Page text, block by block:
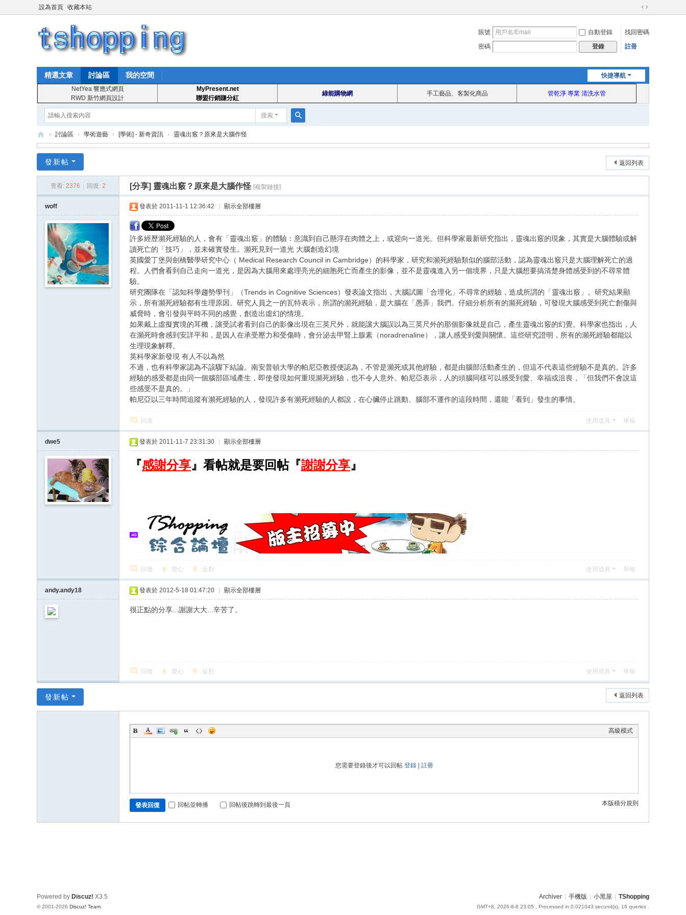
設為首頁 收藏本站
切
到
賬號 自動登錄
找回密碼
密碼
登錄 註冊
快捷導航
精選文章 討論區 我的空間
NetYea 響應式網頁
RWD 新竹網頁設計
MyPresent.net
聯盟行銷賺分紅
綠能購物網 手工藝品、客製化商品 管乾淨 專業 清洗水管
搜索
索
T
ho
pp
» 討論區 › 學術遊藝 › [學術] - 新奇資訊 › 靈魂出竅？原來是大腦作怪
返回列表
發新帖
查看: 2376 回復: 2 [分享] 靈魂出竅？原來是大腦作怪 [複製鏈接]
woff 發表於 2011-11-1 12:36:42 顯示全部樓層
許多經歷瀕死經驗的人，會有「靈魂出竅」的體驗：意識到自己懸浮在肉體之上，或迎向一道光。但科學家最新研究指出，靈魂出竅的現象，其實是大腦體驗或解
讀死亡的「技巧」，並未確實發生。瀕死見到一道光 大腦創造幻境
英國愛丁堡與劍橋醫學研究中心（ Medical Research Council in Cambridge）的科學家，研究和瀕死經驗類似的腦部活動，認為靈魂出竅只是大腦理解死亡的過
程。人們會看到自己走向一道光，是因為大腦用來處理亮光的細胞死亡而產生的影像，並不是靈魂進入另一個境界，只是大腦想要搞清楚身體感受到的不尋常體
驗。
研究團隊在「認知科學趨勢學刊」（Trends in Cognitive Sciences）發表論文指出，大腦試圖「合理化」不尋常的經驗，造成所謂的「靈魂出竅」。研究結果顯
示，所有瀕死經驗都有生理原因。研究人員之一的瓦特表示，所謂的瀕死經驗，是大腦在「愚弄」我們。仔細分析所有的瀕死經驗，可發現大腦感受到死亡創傷與
威脅時，會引發與平時不同的感覺，創造出虛幻的情境。
如果戴上虛擬實境的耳機，讓受試者看到自己的影像出現在三英尺外，就能讓大腦誤以為三英尺外的那個影像就是自己，產生靈魂出竅的幻覺。科學家也指出，人
在瀕死時會感到安詳平和，是因人在承受壓力和受傷時，會分泌去甲腎上腺素（noradrenaline），讓人感受到愛與關懷。這些研究證明，所有的瀕死經驗都能以
生理現象解釋。
英科學家新發現 有人不以為然
不過，也有科學家認為不該驟下結論。南安普頓大學的帕尼亞教授便認為，不管是瀕死或其他經驗，都是由腦部活動產生的，但這不代表這些經驗不是真的。許多
經驗的感受都是由同一個腦部區域產生，即使發現如何重現瀕死經驗，也不令人意外。帕尼亞表示，人的頭腦同樣可以感受到愛、幸福或沮喪，「但我們不會說這
些感受不是真的。」
帕尼亞以三年時間追蹤有瀕死經驗的人，發現許多有瀕死經驗的人都說，在心臟停止跳動、腦部不運作的這段時間，還能「看到」發生的事情。
回復 使用道具 舉報
dwe5 發表於 2011-11-7 23:31:30 顯示全部樓層
『感謝分享』看帖就是要回帖『謝謝分享』
回復 愛心 反對 使用道具 舉報
andy.andy18 發表於 2012-5-18 01:47:20 顯示全部樓層
很正點的分享...謝謝大大...辛苦了。
回復 愛心 反對 使用道具 舉報
返回列表
發新帖
高級模式
您需要登錄後才可以回帖 登錄| 註冊
本版積分規則
發表回復 回帖並轉播 回帖後跳轉到最後一頁
Archiver 手機版 小黑屋 TShopping
GMT+8, 2026-8-8 23:05 , Processed in 0.021043 second(s), 16 queries .
Powered by Discuz! X3.5
© 2001-2026 Discuz! Team